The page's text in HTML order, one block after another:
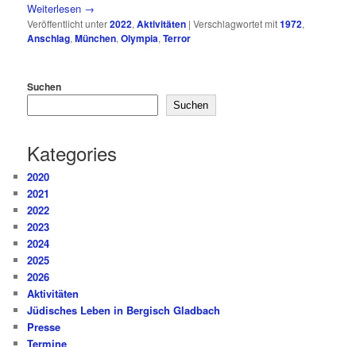
Weiterlesen →
Veröffentlicht unter2022,Aktivitäten |Verschlagwortet mit1972,
Anschlag,München,Olympia,Terror
Suchen
Suchen
Kategories
2020
2021
2022
2023
2024
2025
2026
Aktivitäten
Jüdisches Leben in Bergisch Gladbach
Presse
Termine